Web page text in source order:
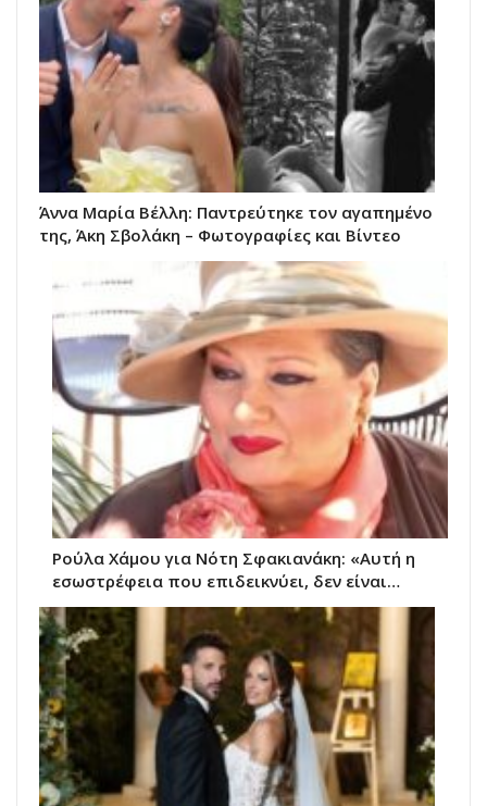
Άννα Μαρία Βέλλη: Παντρεύτηκε τον αγαπημένο
της, Άκη Σβολάκη – Φωτογραφίες και Βίντεο
Ρούλα Χάμου για Νότη Σφακιανάκη: «Αυτή η
εσωστρέφεια που επιδεικνύει, δεν είναι…